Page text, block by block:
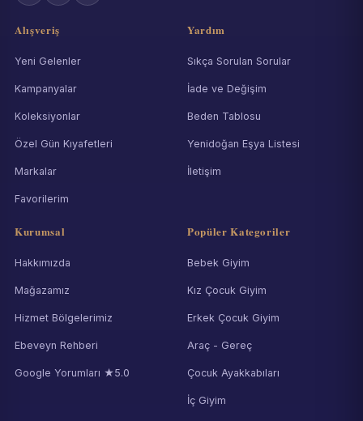
Alışveriş
Yeni Gelenler
Kampanyalar
Koleksiyonlar
Özel Gün Kıyafetleri
Markalar
Favorilerim
Yardım
Sıkça Sorulan Sorular
İade ve Değişim
Beden Tablosu
Yenidoğan Eşya Listesi
İletişim
Kurumsal
Hakkımızda
Mağazamız
Hizmet Bölgelerimiz
Ebeveyn Rehberi
Google Yorumları ★5.0
Popüler Kategoriler
Bebek Giyim
Kız Çocuk Giyim
Erkek Çocuk Giyim
Araç - Gereç
Çocuk Ayakkabıları
İç Giyim